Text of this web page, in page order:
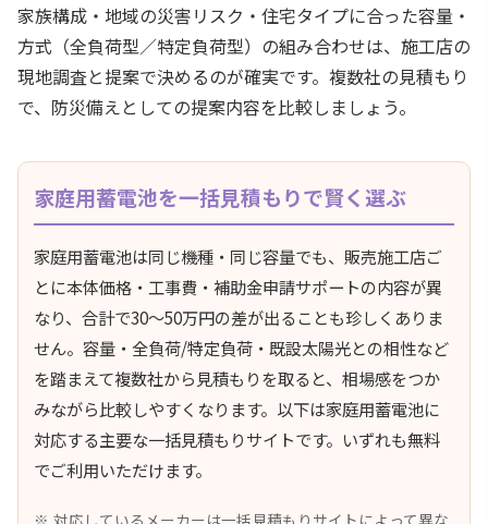
家族構成・地域の災害リスク・住宅タイプに合った容量・
方式（全負荷型／特定負荷型）の組み合わせは、施工店の
現地調査と提案で決めるのが確実です。複数社の見積もり
で、防災備えとしての提案内容を比較しましょう。
家庭用蓄電池を一括見積もりで賢く選ぶ
家庭用蓄電池は同じ機種・同じ容量でも、販売施工店ご
とに本体価格・工事費・補助金申請サポートの内容が異
なり、合計で30〜50万円の差が出ることも珍しくありま
せん。容量・全負荷/特定負荷・既設太陽光との相性など
を踏まえて複数社から見積もりを取ると、相場感をつか
みながら比較しやすくなります。以下は家庭用蓄電池に
対応する主要な一括見積もりサイトです。いずれも無料
でご利用いただけます。
対応しているメーカーは一括見積もりサイトによって異な